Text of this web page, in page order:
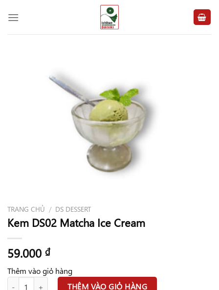
đến
TRANG CHỦ / DS DESSERT
Kem DS02 Matcha Ice Cream
59.000 ₫
Thêm vào giỏ hàng
Kem DS02 Matcha Ice Cream số lượng
THÊM VÀO GIỎ HÀNG